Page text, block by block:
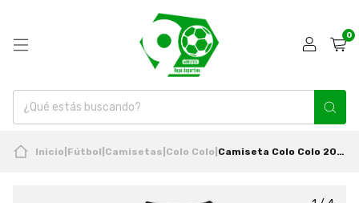
0
Inicio Fútbol Camisetas Colo Colo Camiseta Colo Colo 2024 Niño Visita Nueva Original Adidas